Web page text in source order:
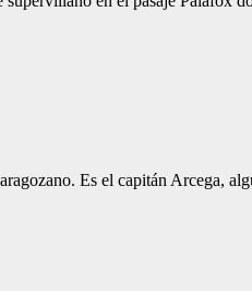
Es el capitán Arcega,